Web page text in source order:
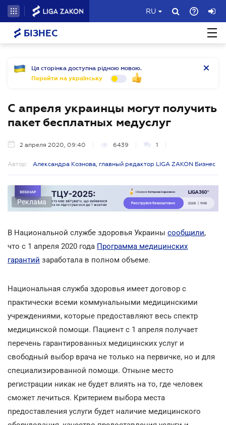
RU
БІЗНЕС
Ця сторінка доступна рідною мовою.
Перейти на українську
С апреля украинцы могут получить
пакет беcплатных медуслуг
2 апреля 2020, 09:40 6439 1
Автор: Александра Кознова, главный редактор LIGA ZAKON Бизнес
Реклама
В Национальной службе здоровья Украины сообщили,
что с 1 апреля 2020 года Программа медицинских
гарантий заработала в полном объеме.
Национальная служба здоровья имеет договор с
практически всеми коммунальными медицинскими
учреждениями, которые предоставляют весь спектр
медицинской помощи. Пациент с 1 апреля получает
перечень гарантированных медицинских услуг и
свободный выбор врача не только на первичке, но и для
специализированной помощи. Отныне место
регистрации никак не будет влиять на то, где человек
сможет лечиться. Критерием выбора места
предоставления услуги будет наличие медицинского